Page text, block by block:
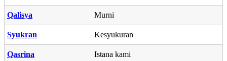
Qalisya Murni
Syukran Kesyukuran
Qasrina Istana kami